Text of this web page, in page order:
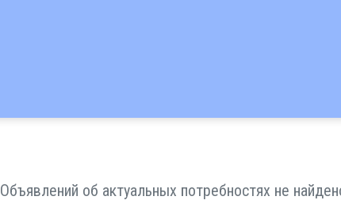
Объявлений об актуальных потребностях не